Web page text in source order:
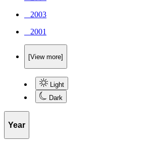
_ 2003
_ 2001
[View more]
Light
Dark
Year